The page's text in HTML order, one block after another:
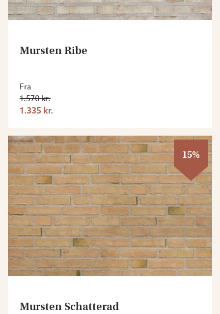
Mursten Ribe
Fra
1.570 kr.
1.335 kr.
15%
Mursten Schatterad